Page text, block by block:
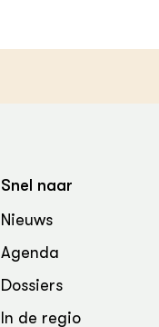
Snel naar
Nieuws
Agenda
Dossiers
In de regio